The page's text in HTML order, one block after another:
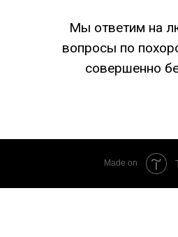
Мы ответим на
вопросы по
совершенно
Made on